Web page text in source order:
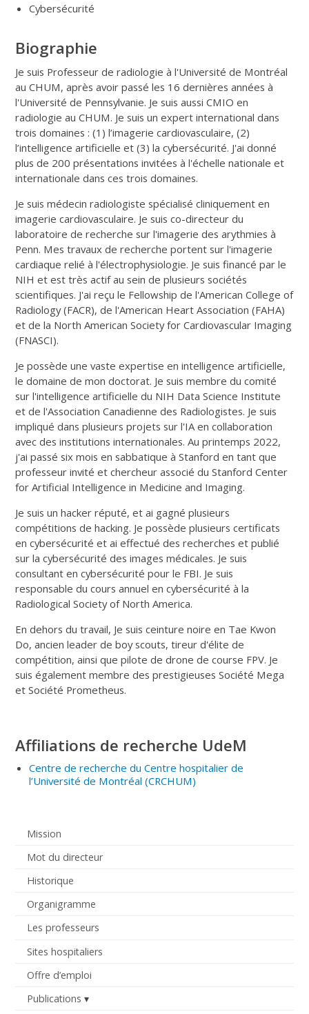
Mission
Mot du directeur
Historique
Organigramme
Les professeurs
Sites hospitaliers
Offre d’emploi
Publications
Cybersécurité
Biographie
Je suis Professeur de radiologie à l'Université de Montréal
au CHUM, après avoir passé les 16 dernières années à
l'Université de Pennsylvanie. Je suis aussi CMIO en
radiologie au CHUM. Je suis un expert international dans
trois domaines : (1) l’imagerie cardiovasculaire, (2)
l’intelligence artificielle et (3) la cybersécurité. J'ai donné
plus de 200 présentations invitées à l'échelle nationale et
internationale dans ces trois domaines.
Je suis médecin radiologiste spécialisé cliniquement en
imagerie cardiovasculaire. Je suis co-directeur du
laboratoire de recherche sur l'imagerie des arythmies à
Penn. Mes travaux de recherche portent sur l'imagerie
cardiaque relié à l'électrophysiologie. Je suis financé par le
NIH et est très actif au sein de plusieurs sociétés
scientifiques. J'ai reçu le Fellowship de l'American College of
Radiology (FACR), de l'American Heart Association (FAHA)
et de la North American Society for Cardiovascular Imaging
(FNASCI).
Je possède une vaste expertise en intelligence artificielle,
le domaine de mon doctorat. Je suis membre du comité
sur l'intelligence artificielle du NIH Data Science Institute
et de l'Association Canadienne des Radiologistes. Je suis
impliqué dans plusieurs projets sur l'IA en collaboration
avec des institutions internationales. Au printemps 2022,
j'ai passé six mois en sabbatique à Stanford en tant que
professeur invité et chercheur associé du Stanford Center
for Artificial Intelligence in Medicine and Imaging.
Je suis un hacker réputé, et ai gagné plusieurs
compétitions de hacking. Je possède plusieurs certificats
en cybersécurité et ai effectué des recherches et publié
sur la cybersécurité des images médicales. Je suis
consultant en cybersécurité pour le FBI. Je suis
responsable du cours annuel en cybersécurité à la
Radiological Society of North America.
En dehors du travail, Je suis ceinture noire en Tae Kwon
Do, ancien leader de boy scouts, tireur d'élite de
compétition, ainsi que pilote de drone de course FPV. Je
suis également membre des prestigieuses Société Mega
et Société Prometheus.
Affiliations de recherche UdeM
Centre de recherche du Centre hospitalier de
l’Université de Montréal(CRCHUM)